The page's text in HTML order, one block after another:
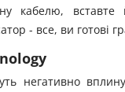
кабелю,
- все, ви готові
негативно